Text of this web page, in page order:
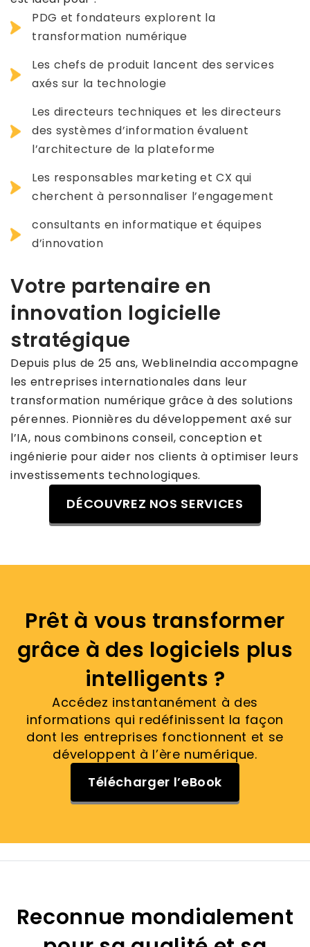
PDG et fondateurs explorent la
transformation numérique
Les chefs de produit lancent des services
axés sur la technologie
Les directeurs techniques et les directeurs
des systèmes d’information évaluent
l’architecture de la plateforme
Les responsables marketing et CX qui
cherchent à personnaliser l’engagement
consultants en informatique et équipes
d’innovation
Votre partenaire en
innovation logicielle
stratégique
Depuis plus de 25 ans, WeblineIndia accompagne
les entreprises internationales dans leur
transformation numérique grâce à des solutions
pérennes. Pionnières du développement axé sur
l’IA, nous combinons conseil, conception et
ingénierie pour aider nos clients à optimiser leurs
investissements technologiques.
DÉCOUVREZ NOS SERVICES
Prêt à vous transformer
grâce à des logiciels plus
intelligents ?
Accédez instantanément à des
informations qui redéfinissent la façon
dont les entreprises fonctionnent et se
développent à l’ère numérique.
Télécharger l’eBook
Reconnue mondialement